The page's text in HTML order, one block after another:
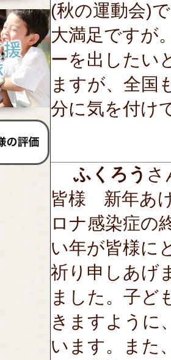
(秋の運動会)
大満足ですが
ーを出したい
ますが、全国
分に気を付け
ふくろう さ
皆様 新年あ
ロナ感染症の
い年が皆様に
祈り申しあげ
ました。子ど
きますように
います。また